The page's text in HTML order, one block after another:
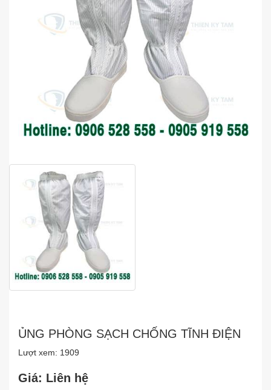
ỦNG PHÒNG SẠCH CHỐNG TĨNH ĐIỆN
Lượt xem: 1909
Giá: Liên hệ